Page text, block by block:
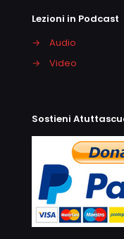
Lezioni in Podcast
→
Audio
→
Video
Sostieni